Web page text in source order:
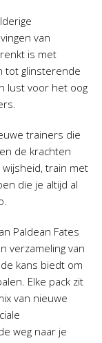
van
is met
tot glinsterende
lust voor het oog
trainers die
de krachten
train met
die je altijd al
Paldean Fates
verzameling van
kans biedt om
Elke pack zit
van nieuwe
weg naar je